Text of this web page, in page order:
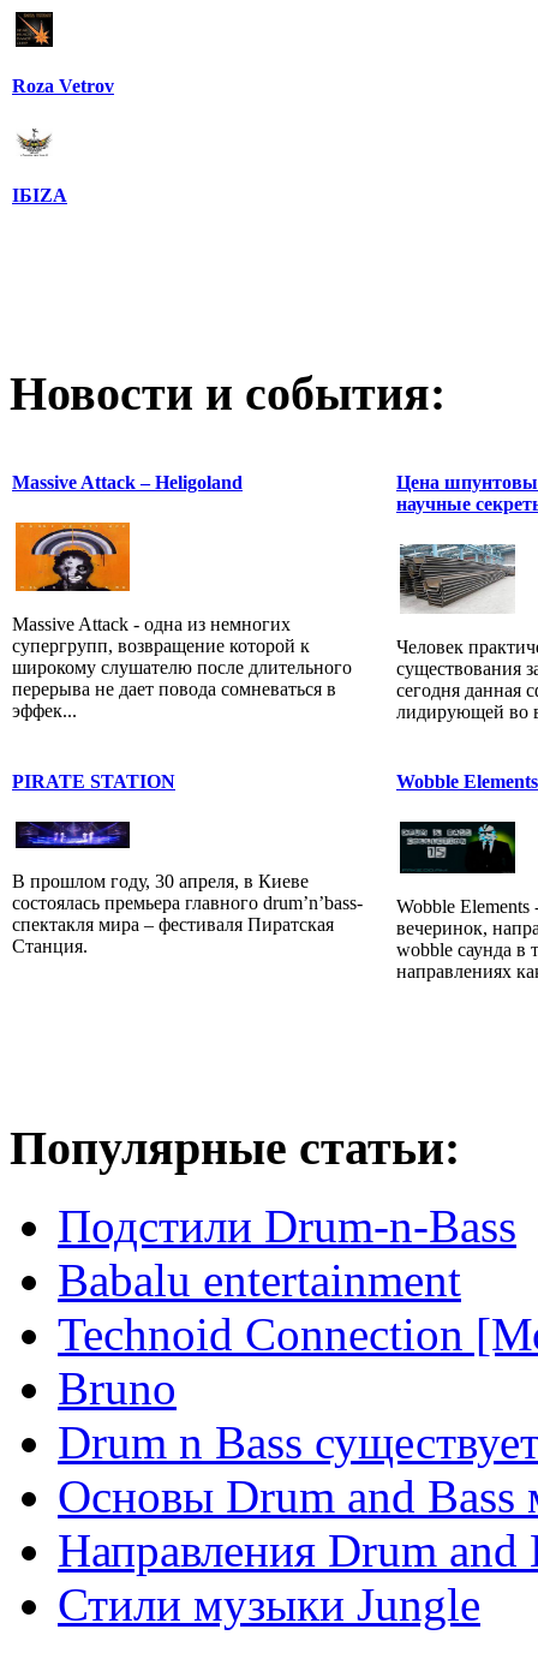
Roza Vetrov
IБIZA
Новости и события:
Massive Attack – Heligoland
Massive Attack - одна из немногих
супергрупп, возвращение которой к
широкому слушателю после длительного
перерыва не дает повода сомневаться в
эффек...
Цена
научные
Человек
существования
сегодня данная
лидирующей во
PIRATE STATION
В прошлом году, 30 апреля, в Киеве
состоялась премьера главного drum’n’bass-
спектакля мира – фестиваля Пиратская
Станция.
Wobble
Wobble Elements
вечеринок,
wobble саунда в
направлениях
Популярные статьи:
Подстили Drum-n-Bass
Babalu entertainment
Technoid Connection
Bruno
Drum n Bass
Основы Drum and Bass
Направления Drum and
Стили музыки Jungle